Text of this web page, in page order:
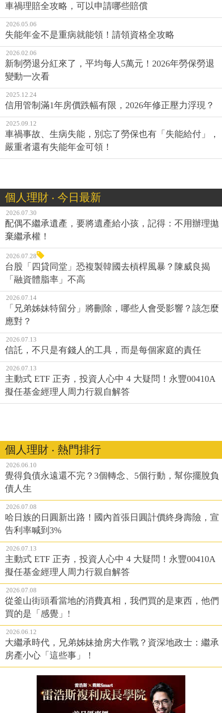
車禍理賠全攻略，可以申請哪些賠償
2026.05.06
失能年金不是重病就能領！請領資格全攻略
2026.02.06
新制勞退分紅來了，平均每人5萬元！2026年勞保勞退
變動一次看
2025.12.24
信用管制滿1年房價跌幅有限，2026年修正壓力浮現？
2025.09.12
車禍事故、生病失能，別忘了勞保也有「失能給付」，
嚴重者還有失能年金可領！
個人理財 ‧ 今日最新
2026.07.30
配偶不繼承遺產，要將遺產給小孩，記得：不用辦理拋
棄繼承權！
2026.07.28
台股「四貸同堂」恐複製韓國去槓桿風暴？陳威良揭
「融資體脂率」不高
2026.07.14
「兄弟姊妹特留分」將刪除，哪些人會受影響？該怎麼
應對？
2026.07.13
信託，不只是有錢人的工具，而是每個家庭的責任
2026.07.13
主動式 ETF 正夯，投資人心中 4 大疑問！永豐00410A
擬任基金經理人周力行親自解答
個人理財 ‧ 熱門排行
2026.06.10
覺得負債永遠還不完？3個轉念、5個行動，幫你擺脫負
債人生
2026.07.08
哈日族的日圓新出路！國內首張日圓計價終身壽險，宣
告利率喊到3%
2026.07.13
主動式 ETF 正夯，投資人心中 4 大疑問！永豐00410A
擬任基金經理人周力行親自解答
2026.07.08
從釜山街頭看當地的消費真相，我們買的是東西，他們
買的是「感覺」!
2026.06.12
大繼承時代，兄弟姊妹搶房大作戰？資深地政士：繼承
房產小心「這些事」！